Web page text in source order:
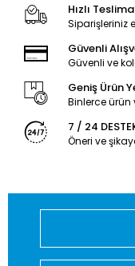
Hızlı
Siparişleriniz
Güvenli
Güvenli ve
Geniş Ürün
Binlerce
7 / 24
Öneri ve